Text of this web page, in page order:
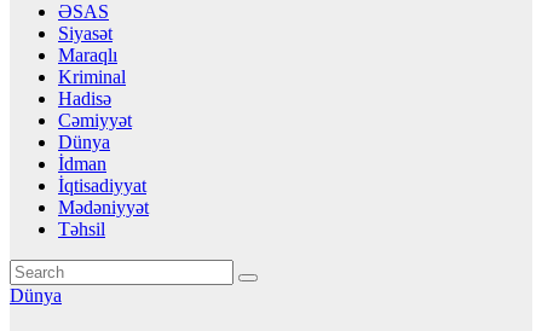
ƏSAS
Siyasət
Maraqlı
Kriminal
Hadisə
Cəmiyyət
Dünya
İdman
İqtisadiyyat
Mədəniyyət
Təhsil
Dünya